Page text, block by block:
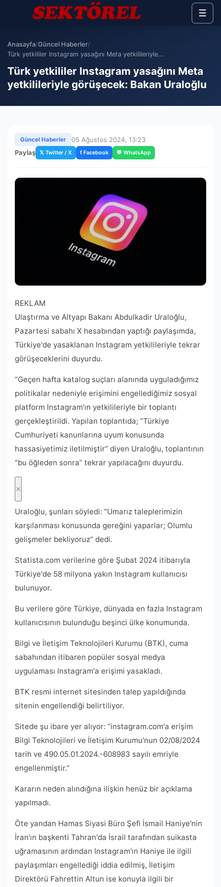
☰
Anasayfa/Güncel Haberler/
Türk yetkililer Instagram yasağını Meta yetkilileriyle...
Türk yetkililer Instagram yasağını Meta
yetkilileriyle görüşecek: Bakan Uraloğlu
Güncel Haberler
05 Ağustos 2024, 13:23
Paylaş 𝕏 Twitter / X f Facebook 💬 WhatsApp
REKLAM
Ulaştırma ve Altyapı Bakanı Abdulkadir Uraloğlu,
Pazartesi sabahı X hesabından yaptığı paylaşımda,
Türkiye'de yasaklanan Instagram yetkilileriyle tekrar
görüşeceklerini duyurdu.
“Geçen hafta katalog suçları alanında uyguladığımız
politikalar nedeniyle erişimini engellediğimiz sosyal
platform Instagram'ın yetkilileriyle bir toplantı
gerçekleştirildi. Yapılan toplantıda; “Türkiye
Cumhuriyeti kanunlarına uyum konusunda
hassasiyetimiz iletilmiştir” diyen Uraloğlu, toplantının
“bu öğleden sonra” tekrar yapılacağını duyurdu.
Uraloğlu, şunları söyledi: “Umarız taleplerimizin
karşılanması konusunda gereğini yaparlar; Olumlu
gelişmeler bekliyoruz” dedi.
Statista.com verilerine göre Şubat 2024 itibarıyla
Türkiye'de 58 milyona yakın Instagram kullanıcısı
bulunuyor.
Bu verilere göre Türkiye, dünyada en fazla Instagram
kullanıcısının bulunduğu beşinci ülke konumunda.
Bilgi ve İletişim Teknolojileri Kurumu (BTK), cuma
sabahından itibaren popüler sosyal medya
uygulaması Instagram'a erişimi yasakladı.
BTK resmi internet sitesinden talep yapıldığında
sitenin engellendiği belirtiliyor.
Sitede şu ibare yer alıyor: “instagram.com'a erişim
Bilgi Teknolojileri ve İletişim Kurumu'nun 02/08/2024
tarih ve 490.05.01.2024.-608983 sayılı emriyle
engellenmiştir.”
Kararın neden alındığına ilişkin henüz bir açıklama
yapılmadı.
Öte yandan Hamas Siyasi Büro Şefi İsmail Haniye'nin
İran'ın başkenti Tahran'da İsrail tarafından suikasta
uğramasının ardından Instagram'ın Haniye ile ilgili
paylaşımları engellediği iddia edilmiş, İletişim
Direktörü Fahrettin Altun ise konuyla ilgili bir